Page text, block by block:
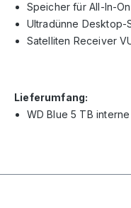
Speicher für All-In-
Ultradünne Desktop-
Satelliten Receiver
Lieferumfang:
WD Blue 5 TB